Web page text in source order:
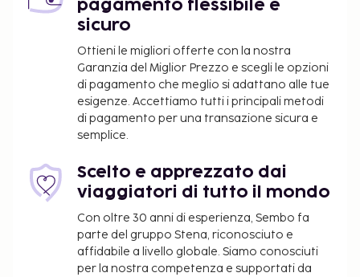
lavaggio a secco. Il un parcheggio gratuito è
disponibile in loco. Approfitta dei servizi ricreativi
disponibili, che includono una piscina coperta e una
palestra. Questo hotel offre, inoltre, il Wi-Fi gratuito
e un distributore automatico. Per la comodità degli
ospiti, la colazione gratuita viene servita tutti i
giorni dalle ore 06:00 alle ore 10:00.
Supplemento per animali domestici: 50 USD per
sistemazione, a soggiorno
animali di servizio
Supplemento check-out posticipato: USD 50.00
(previa disponibilità)
pagamento flessibile e
sicuro
Ottieni le migliori offerte con la nostra
Garanzia del Miglior Prezzo e scegli le opzioni
di pagamento che meglio si adattano alle tue
esigenze. Accettiamo tutti i principali metodi
di pagamento per una transazione sicura e
semplice.
Scelto e apprezzato dai
viaggiatori di tutto il mondo
Con oltre 30 anni di esperienza, Sembo fa
parte del gruppo Stena, riconosciuto e
affidabile a livello globale. Siamo conosciuti
per la nostra competenza e supportati da